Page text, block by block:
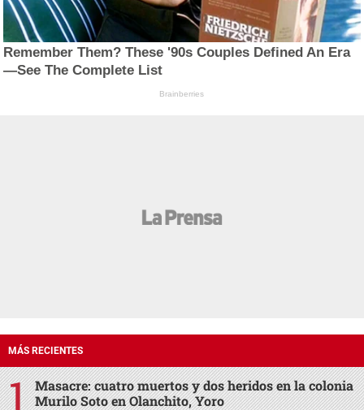
Remember Them? These '90s Couples Defined An Era
—See The Complete List
Brainberries
MÁS RECIENTES
Masacre: cuatro muertos y dos heridos en la colonia
Murilo Soto en Olanchito, Yoro